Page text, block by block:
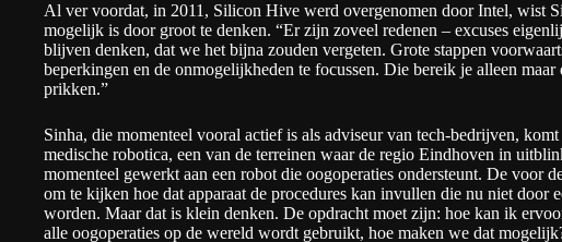
Al ver voordat, in 2011, Silicon Hive werd overgenomen door Intel, wist
mogelijk is door groot te denken. “Er zijn zoveel redenen – excuses
blijven denken, dat we het bijna zouden vergeten. Grote stappen
beperkingen en de onmogelijkheden te focussen. Die bereik je alleen maar
prikken.”
Sinha, die momenteel vooral actief is als adviseur van tech-bedrijven,
medische robotica, een van de terreinen waar de regio Eindhoven in
momenteel gewerkt aan een robot die oogoperaties ondersteunt. De voor
om te kijken hoe dat apparaat de procedures kan invullen die nu niet door
worden. Maar dat is klein denken. De opdracht moet zijn: hoe kan ik
alle oogoperaties op de wereld wordt gebruikt, hoe maken we dat